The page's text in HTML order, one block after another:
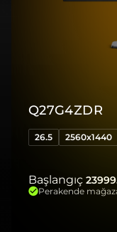
Q27G4ZDR
26.5 2560x1440
Başlangıç
Perakende